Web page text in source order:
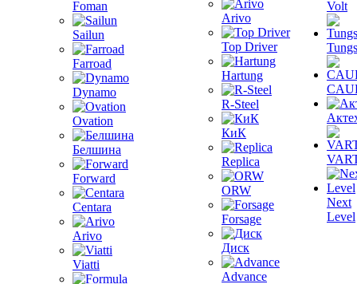
Foman
Sailun
Farroad
Dynamo
Ovation
Белшина
Forward
Centara
Arivo
Viatti
Arivo
Top Driver
Hartung
R-Steel
КиК
Replica
ORW
Forsage
Диск
Advance
Volt
Next
Level